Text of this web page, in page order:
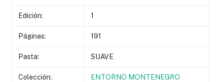
Edición: 1
Páginas: 191
Pasta: SUAVE
Colección: ENTORNO MONTENEGRO